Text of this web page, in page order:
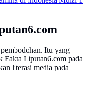
Itu yang
Fakta Liputan6.com pada
literasi media pada